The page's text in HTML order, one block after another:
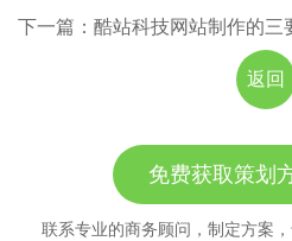
下一篇：酷站科技网站制作的三
返回
免费获取策划
联系专业的商务顾问，制定方案